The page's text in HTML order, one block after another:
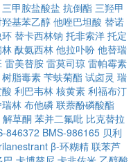
三甲胺盐酸盐 抗倒酯 三羟甲
基苯乙醇 他唑巴坦酸 替诺
替卡西林钠 托非索洋 托定
酞氨西林 他拉卟吩 他替瑞
雷美替胺 雷莫司琼 雷帕霉素
树脂毒素 苄蚨菊酯 试卤灵 瑞
利巴韦林 核黄素 利福布汀
林 布他磷 联萘酚磷酸酯
解草酮 苯并二氟吡 比克替拉
846372 BMS-986165 贝利
β-环糊精 联苯芦